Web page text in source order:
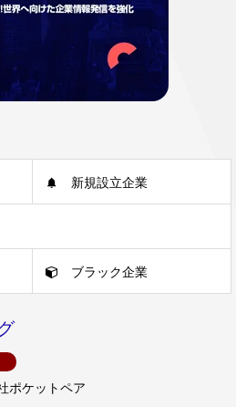
新規設立企業
ブラック企業
ポケットペア